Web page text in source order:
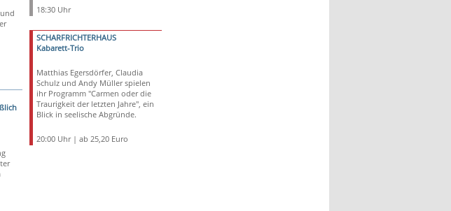
18:30 Uhr
SCHARFRICHTERHAUS
Kabarett-Trio
Matthias Egersdörfer, Claudia
Schulz und Andy Müller spielen
ihr Programm "Carmen oder die
Traurigkeit der letzten Jahre", ein
Blick in seelische Abgründe.
20:00 Uhr | ab 25,20 Euro